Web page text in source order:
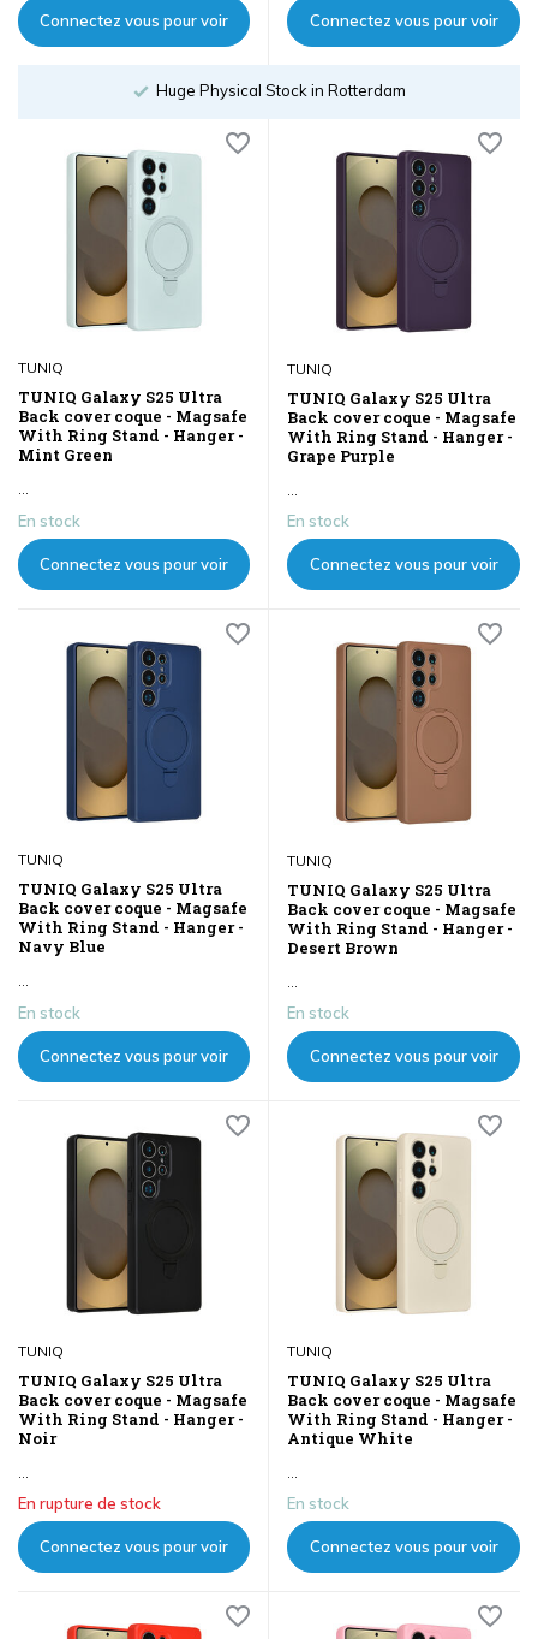
Connectez vous pour voir Connectez vous pour voir
Order until 18:00
TUNIQ
TUNIQ Galaxy S25 Ultra
Back cover coque - Magsafe
With Ring Stand - Hanger -
Mint Green
...
En stock
Connectez vous pour voir
TUNIQ
TUNIQ Galaxy S25 Ultra
Back cover coque - Magsafe
With Ring Stand - Hanger -
Grape Purple
...
En stock
Connectez vous pour voir
TUNIQ
TUNIQ Galaxy S25 Ultra
Back cover coque - Magsafe
With Ring Stand - Hanger -
Navy Blue
En stock
Connectez vous pour voir
TUNIQ
TUNIQ Galaxy S25 Ultra
Back cover coque - Magsafe
With Ring Stand - Hanger -
Desert Brown
En stock
Connectez vous pour voir
TUNIQ
TUNIQ Galaxy S25 Ultra
Back cover coque - Magsafe
With Ring Stand - Hanger -
Noir
En rupture de stock
Connectez vous pour voir
TUNIQ
TUNIQ Galaxy S25 Ultra
Back cover coque - Magsafe
With Ring Stand - Hanger -
Antique White
...
En stock
Connectez vous pour voir